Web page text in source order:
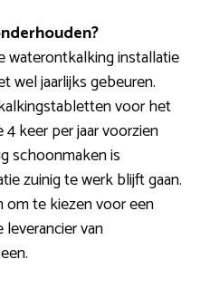
waterontkalking installatie
wel jaarlijks gebeuren.
voor het
keer per jaar voorzien
schoonmaken is
zuinig te werk blijft gaan.
om te kiezen voor een
van